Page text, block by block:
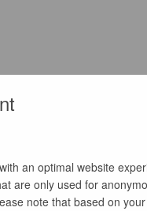
an optimal website
are only used for
note that based on